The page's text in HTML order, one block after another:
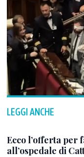
LEGGI ANCHE
Ecco l’offerta
all’ospedale di